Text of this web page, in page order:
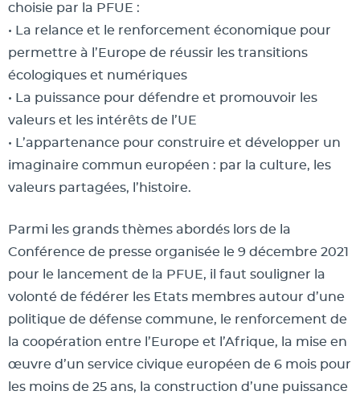
choisie par la PFUE :
• La relance et le renforcement économique pour
permettre à l’Europe de réussir les transitions
écologiques et numériques
• La puissance pour défendre et promouvoir les
valeurs et les intérêts de l’UE
• L’appartenance pour construire et développer un
imaginaire commun européen : par la culture, les
valeurs partagées, l’histoire.
Parmi les grands thèmes abordés lors de la
Conférence de presse organisée le 9 décembre 2021
pour le lancement de la PFUE, il faut souligner la
volonté de fédérer les Etats membres autour d’une
politique de défense commune, le renforcement de
la coopération entre l’Europe et l’Afrique, la mise en
œuvre d’un service civique européen de 6 mois pour
les moins de 25 ans, la construction d’une puissance